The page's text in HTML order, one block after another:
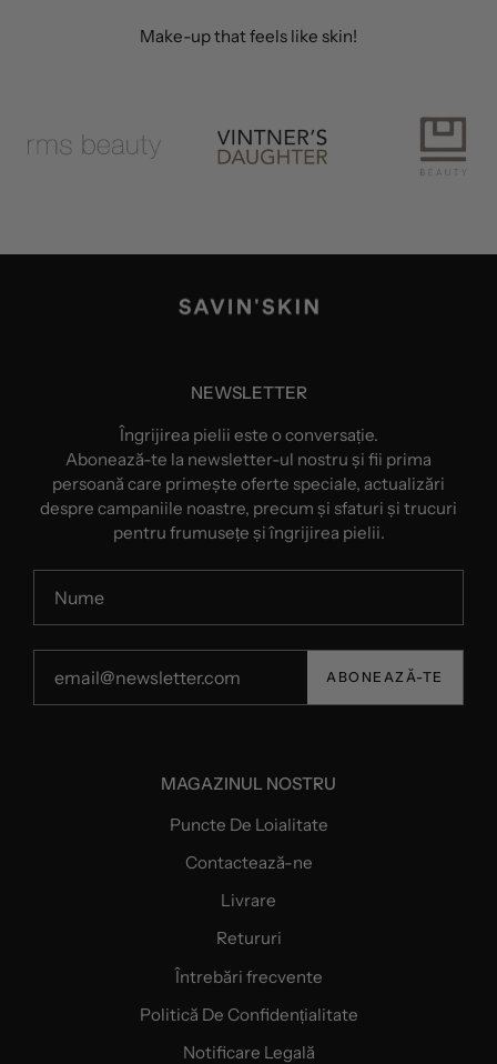
Make-up that feels like skin!
NEWSLETTER
Îngrijirea pielii este o conversație.
Abonează-te la newsletter-ul nostru și fii prima
persoană care primește oferte speciale, actualizări
despre campaniile noastre, precum și sfaturi și trucuri
pentru frumusețe și îngrijirea pielii.
ABONEAZĂ-TE
MAGAZINUL NOSTRU
Puncte De Loialitate
Contactează-ne
Livrare
Retururi
Întrebări frecvente
Politică De Confidențialitate
Notificare Legală